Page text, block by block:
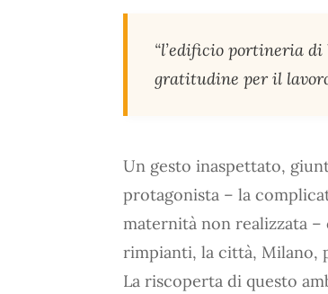
“l’edificio portineria
gratitudine per il
Un gesto inaspettato,
protagonista – la
maternità non realizzata –
rimpianti, la città, Milano,
La riscoperta di questo